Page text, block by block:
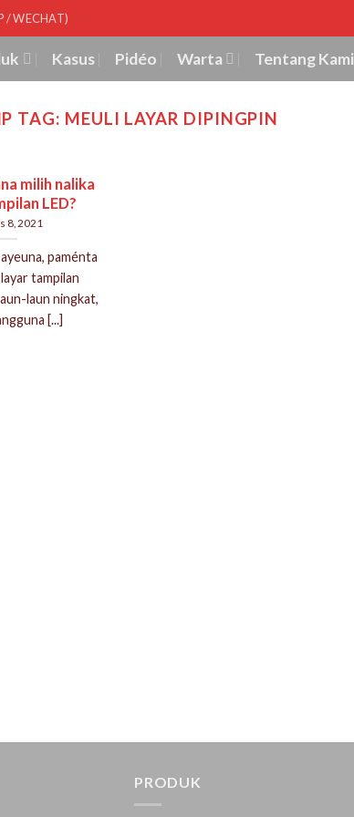
/ WECHAT)
Kasus Pidéo Warta Tentang Kami
TAG: MEULI LAYAR DIPINGPIN
milih nalika
LED?
8, 2021
paménta
tampilan
laun ningkat,
[...]
PRODUK